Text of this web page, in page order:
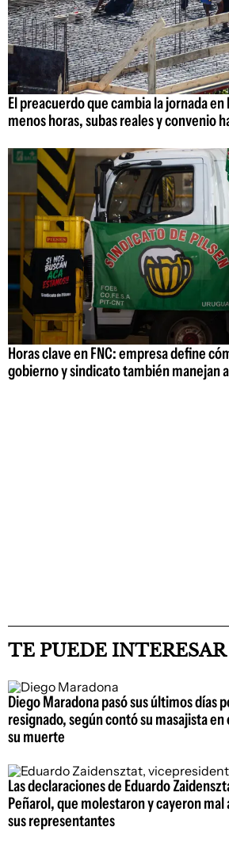
El preacuerdo que cambia la jornada
menos horas, subas reales y convenio
Horas clave en FNC: empresa define
gobierno y sindicato también manejan
TE PUEDE INTERESAR
Diego Maradona pasó sus últimos días
resignado, según contó su masajista
su muerte
Las declaraciones de Eduardo
Peñarol, que molestaron y cayeron mal
sus representantes